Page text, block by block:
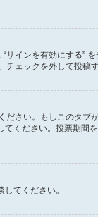
インを有効にする”
ェックを外して投稿
さい。もしこのタ
ください。投票期間
てください。